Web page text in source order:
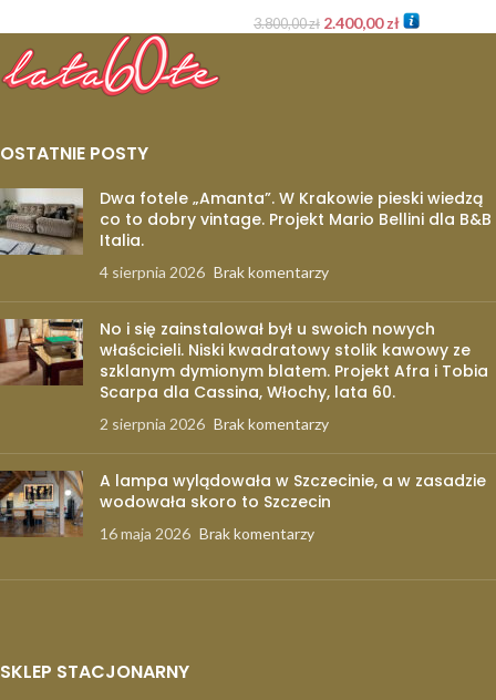
3.800,00zł 2.400,00zł
OSTATNIE POSTY
Dwa fotele „Amanta”. W Krakowie pieski wiedzą
co to dobry vintage. Projekt Mario Bellini dla B&B
Italia.
4 sierpnia 2026 Brak komentarzy
No i się zainstalował był u swoich nowych
właścicieli. Niski kwadratowy stolik kawowy ze
szklanym dymionym blatem. Projekt Afra i Tobia
Scarpa dla Cassina, Włochy, lata 60.
2 sierpnia 2026 Brak komentarzy
A lampa wylądowała w Szczecinie, a w zasadzie
wodowała skoro to Szczecin
16 maja 2026 Brak komentarzy
SKLEP STACJONARNY